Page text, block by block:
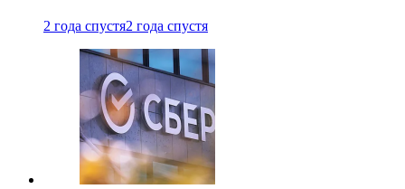
2 года спустя2 года спустя